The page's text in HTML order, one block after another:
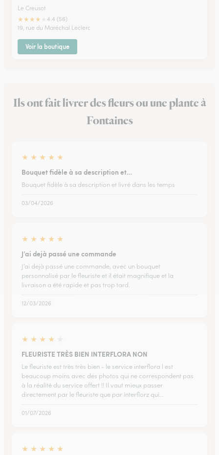
Le Creusot
★★★★
4.4 (56)
19, rue du Maréchal Leclerc
Voir la boutique
Ils ont fait livrer des fleurs ou une plante à
Fontaines
★ ★ ★ ★ ★
Bouquet fidèle à sa description et…
Bouquet fidèle à sa description et livré dans les temps
03/04/2026
★ ★ ★ ★ ★
J’ai dejà passé une commande
J’ai dejà passé une commande, avec un bouquet
personnalisé par le fleuriste et il était magnifique et la
livraison a été rapide et pas trop tard.
12/03/2026
★ ★ ★ ★
FLEURISTE TRÈS BIEN INTERFLORA NON
Le fleuriste est très très bien - le service interflora l est
beaucoup moins avec des photos qui ne correspondent pas
à la réalité du service offert !! Il vaut mieux passer
directement par le fleuriste que par interflorz qui…
01/07/2026
★ ★ ★ ★ ★